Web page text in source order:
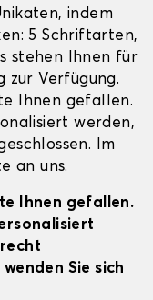
indem
5 Schriftarten,
stehen Ihnen für
zur Verfügung.
Ihnen gefallen.
werden,
Im
an uns.
Ihnen gefallen.
Sie sich